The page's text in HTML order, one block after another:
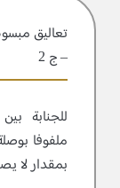
تعاليق
– ج 2
للجنابة
ملفوفا
بمقدار لا